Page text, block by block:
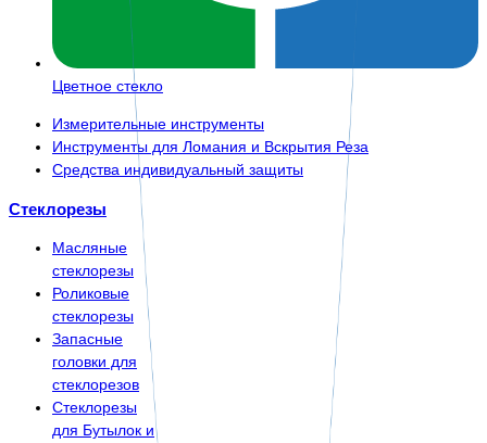
Цветное стекло
Измерительные инструменты
Инструменты для Ломания и Вскрытия Реза
Средства индивидуальный защиты
Стеклорезы
Масляные
стеклорезы
Роликовые
стеклорезы
Запасные
головки для
стеклорезов
Стеклорезы
для Бутылок и